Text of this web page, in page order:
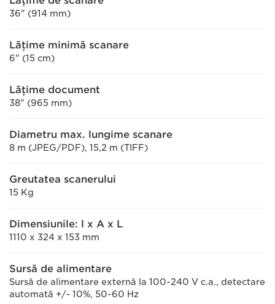
36" (914 mm)
Lățime minimă scanare
6" (15 cm)
Lăţime document
38" (965 mm)
Diametru max. lungime scanare
8 m (JPEG/PDF), 15,2 m (TIFF)
Greutatea scanerului
15 Kg
Dimensiunile: l x A x L
1110 x 324 x 153 mm
Sursă de alimentare
Sursă de alimentare externă la 100~240 V c.a., detectare
automată +/- 10%, 50~60 Hz